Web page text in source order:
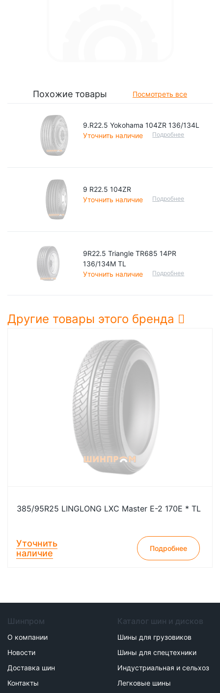
Похожие товары Посмотреть все
9.R22.5 Yokohama 104ZR 136/134L
Уточнить наличие
Подробнее
9 R22.5 104ZR
Уточнить наличие
Подробнее
9R22.5 Triangle TR685 14PR
136/134M TL
Уточнить наличие
Подробнее
Другие товары этого бренда
385/95R25 LINGLONG LXC Master E-2 170E * TL
Уточнить
наличие
Подробнее
Шинпром
О компании
Новости
Доставка шин
Контакты
Каталог шин и дисков
Шины для грузовиков
Шины для спецтехники
Индустриальная и сельхоз
Легковые шины